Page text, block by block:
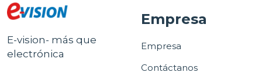
E-vision- más que
electrónica
Empresa
Empresa
Contáctanos